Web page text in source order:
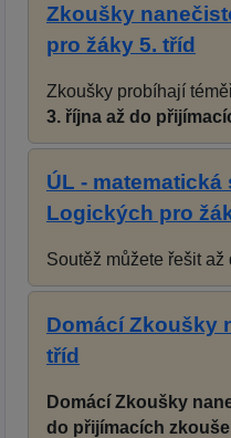
Zkoušky
pro žáky 5. tříd
Zkoušky probíhají
3. října až do
ÚL - matematická
Logických pro
Soutěž můžete řešit až
Domácí Zkoušky
tříd
Domácí Zkoušky
do přijímacích